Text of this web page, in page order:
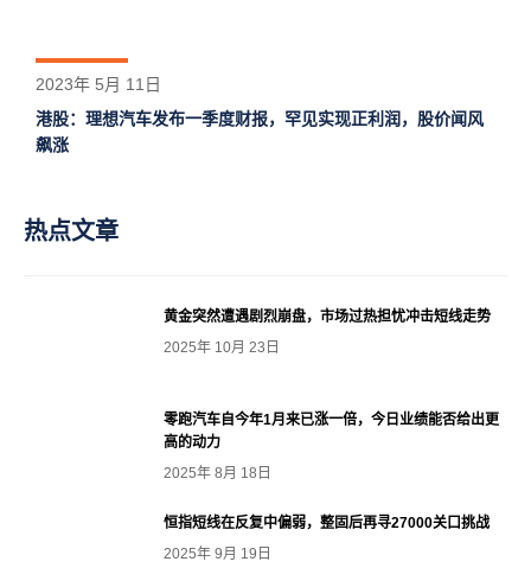
2023年 5月 11日
港股：理想汽车发布一季度财报，罕见实现正利润，股价闻风
飙涨
热点文章
黄金突然遭遇剧烈崩盘，市场过热担忧冲击短线走势
2025年 10月 23日
零跑汽车自今年1月来已涨一倍，今日业绩能否给出更
高的动力
2025年 8月 18日
恒指短线在反复中偏弱，整固后再寻27000关口挑战
2025年 9月 19日